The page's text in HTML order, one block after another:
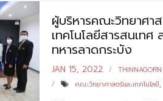
ผู้บริหารคณะวิทยาศา
เทคโนโลยีสารสนเทศ
ทหารลาดกระบัง
JAN 15, 2022
คณะวิทยาศาสตร์และเทคโนโลยี